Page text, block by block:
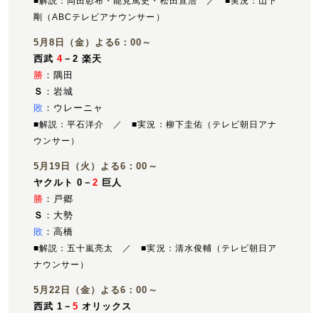
剛（ABCテレビアナウンサー）
5月8日（金）よる6：00～
西武4 －2 楽天
勝 ：隅田
Ｓ ：岩城
敗 ：ウレーニャ
■解説：平石洋介 ／ ■実況：柳下圭佑（テレビ朝日アナ
ウンサー）
5月19日（火）よる6：00～
ヤクルト 0－2 巨人
勝 ：戸郷
Ｓ ：大勢
敗 ：高橋
■解説：五十嵐亮太 ／ ■実況：清水俊輔（テレビ朝日ア
ナウンサー）
5月22日（金）よる6：00～
西武 1－5 オリックス